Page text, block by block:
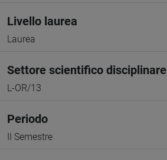
Livello laurea
Laurea
Settore scientifico disciplinare
L-OR/13
Periodo
II Semestre